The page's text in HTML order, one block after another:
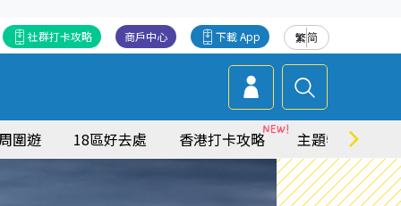
繁简
下載 App
商戶中心
社群打卡攻略
圍遊 18區好去處 香港打卡攻略 主題特集